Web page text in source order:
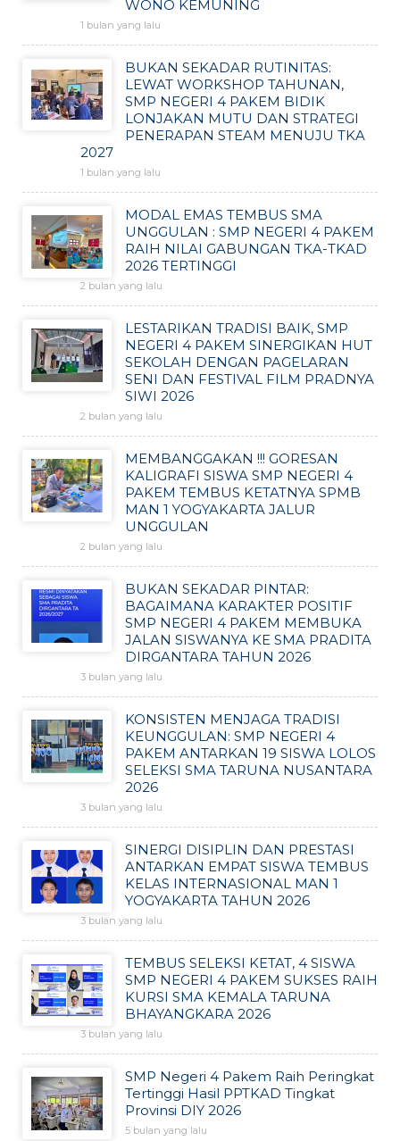
WONO KEMUNING
1 bulan yang lalu
BUKAN SEKADAR RUTINITAS:
LEWAT WORKSHOP TAHUNAN,
SMP NEGERI 4 PAKEM BIDIK
LONJAKAN MUTU DAN STRATEGI
PENERAPAN STEAM MENUJU TKA
2027
1 bulan yang lalu
MODAL EMAS TEMBUS SMA
UNGGULAN : SMP NEGERI 4 PAKEM
RAIH NILAI GABUNGAN TKA-TKAD
2026 TERTINGGI
2 bulan yang lalu
LESTARIKAN TRADISI BAIK, SMP
NEGERI 4 PAKEM SINERGIKAN HUT
SEKOLAH DENGAN PAGELARAN
SENI DAN FESTIVAL FILM PRADNYA
SIWI 2026
2 bulan yang lalu
MEMBANGGAKAN !!! GORESAN
KALIGRAFI SISWA SMP NEGERI 4
PAKEM TEMBUS KETATNYA SPMB
MAN 1 YOGYAKARTA JALUR
UNGGULAN
2 bulan yang lalu
BUKAN SEKADAR PINTAR:
BAGAIMANA KARAKTER POSITIF
SMP NEGERI 4 PAKEM MEMBUKA
JALAN SISWANYA KE SMA PRADITA
DIRGANTARA TAHUN 2026
3 bulan yang lalu
KONSISTEN MENJAGA TRADISI
KEUNGGULAN: SMP NEGERI 4
PAKEM ANTARKAN 19 SISWA LOLOS
SELEKSI SMA TARUNA NUSANTARA
2026
3 bulan yang lalu
SINERGI DISIPLIN DAN PRESTASI
ANTARKAN EMPAT SISWA TEMBUS
KELAS INTERNASIONAL MAN 1
YOGYAKARTA TAHUN 2026
3 bulan yang lalu
TEMBUS SELEKSI KETAT, 4 SISWA
SMP NEGERI 4 PAKEM SUKSES RAIH
KURSI SMA KEMALA TARUNA
BHAYANGKARA 2026
3 bulan yang lalu
SMP Negeri 4 Pakem Raih Peringkat
Tertinggi Hasil PPTKAD Tingkat
Provinsi DIY 2026
5 bulan yang lalu